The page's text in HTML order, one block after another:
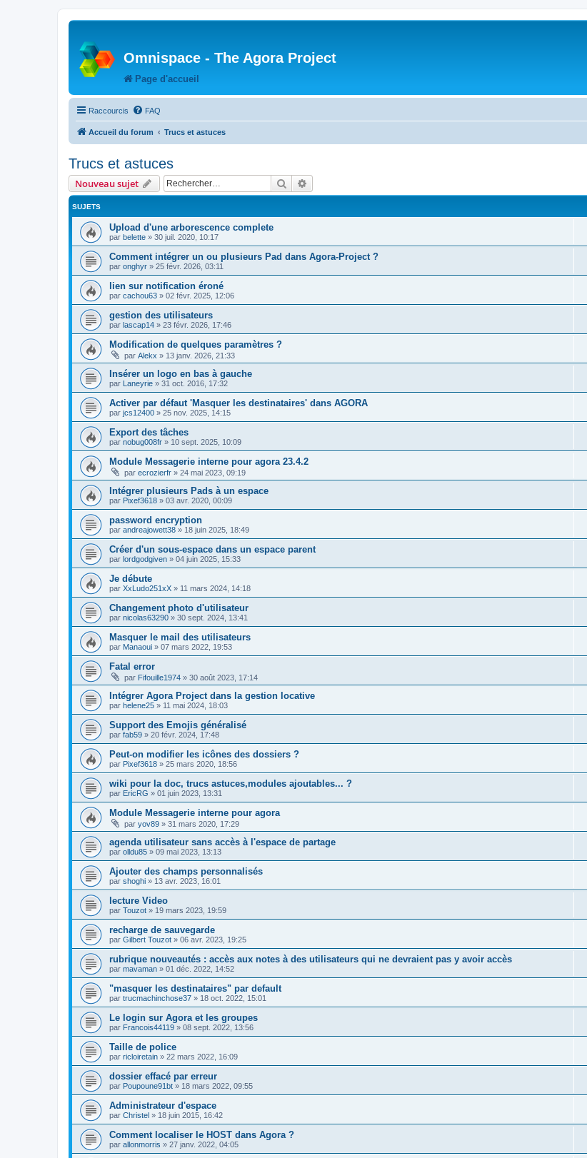
Omnispace - The Agora Project
Page d'accueil
Raccourcis FAQ
Accueil du forum Trucs et astuces
Trucs et astuces
Nouveau sujet Rechercher
SUJETS
Upload d'une arborescence complete
par belette » 30 juil. 2020, 10:17
Comment intégrer un ou plusieurs Pad dans Agora-Project ?
par onghyr » 25 févr. 2026, 03:11
lien sur notification éroné
par cachou63 » 02 févr. 2025, 12:06
gestion des utilisateurs
par lascap14 » 23 févr. 2026, 17:46
Modification de quelques paramètres ?
par Alekx » 13 janv. 2026, 21:33
Insérer un logo en bas à gauche
par Laneyrie » 31 oct. 2016, 17:32
Activer par défaut 'Masquer les destinataires' dans AGORA
par jcs12400 » 25 nov. 2025, 14:15
Export des tâches
par nobug008fr » 10 sept. 2025, 10:09
Module Messagerie interne pour agora 23.4.2
par ecrozierfr » 24 mai 2023, 09:19
Intégrer plusieurs Pads à un espace
par Pixef3618 » 03 avr. 2020, 00:09
password encryption
par andreajowett38 » 18 juin 2025, 18:49
Créer d'un sous-espace dans un espace parent
par lordgodgiven » 04 juin 2025, 15:33
Je débute
par XxLudo251xX » 11 mars 2024, 14:18
Changement photo d'utilisateur
par nicolas63290 » 30 sept. 2024, 13:41
Masquer le mail des utilisateurs
par Manaoui » 07 mars 2022, 19:53
Fatal error
par Fifouille1974 » 30 août 2023, 17:14
Intégrer Agora Project dans la gestion locative
par helene25 » 11 mai 2024, 18:03
Support des Emojis généralisé
par fab59 » 20 févr. 2024, 17:48
Peut-on modifier les icônes des dossiers ?
par Pixef3618 » 25 mars 2020, 18:56
wiki pour la doc, trucs astuces,modules ajoutables... ?
par EricRG » 01 juin 2023, 13:31
Module Messagerie interne pour agora
par yov89 » 31 mars 2020, 17:29
agenda utilisateur sans accès à l'espace de partage
par olldu85 » 09 mai 2023, 13:13
Ajouter des champs personnalisés
par shoghi » 13 avr. 2023, 16:01
lecture Video
par Touzot » 19 mars 2023, 19:59
recharge de sauvegarde
par Gilbert Touzot » 06 avr. 2023, 19:25
rubrique nouveautés : accès aux notes à des utilisateurs qui ne devraient pas y avoir accès
par mavaman » 01 déc. 2022, 14:52
"masquer les destinataires" par default
par trucmachinchose37 » 18 oct. 2022, 15:01
Le login sur Agora et les groupes
par Francois44119 » 08 sept. 2022, 13:56
Taille de police
par ricloiretain » 22 mars 2022, 16:09
dossier effacé par erreur
par Poupoune91bt » 18 mars 2022, 09:55
Administrateur d'espace
par Christel » 18 juin 2015, 16:42
Comment localiser le HOST dans Agora ?
par allonmorris » 27 janv. 2022, 04:05